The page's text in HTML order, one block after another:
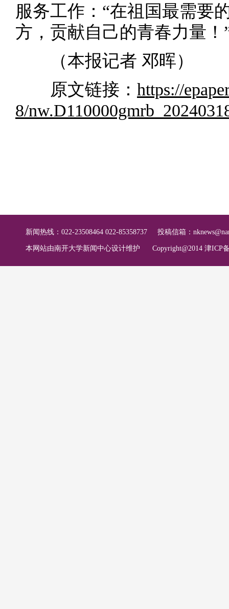
服务工作：“在祖国最需要
方，贡献自己的青春力量！
（本报记者 邓晖）
原文链接： https://
8/
新闻热线：022-23508464 022-85358737 投稿信箱：
本网站由南开大学新闻中心设计维护 Copyright@2014 津ICP